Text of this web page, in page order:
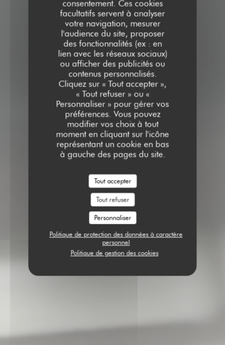
consentement. Ces cookies
facultatifs servent à analyser
votre navigation, mesurer
l'audience du site, proposer
des fonctionnalités (ex : en
lien avec les réseaux sociaux)
ou afficher des publicités ou
contenus personnalisés.
Cliquez sur « Tout accepter »,
« Tout refuser » ou «
Personnaliser » pour gérer vos
préférences. Vous pouvez
modifier vos choix à tout
moment en cliquant sur l'icône
représentant un cookie en bas
à gauche des pages du site.
Tout accepter
Tout refuser
Personnaliser
Politique de protection des données à caractère
personnel
Politique de gestion des cookies